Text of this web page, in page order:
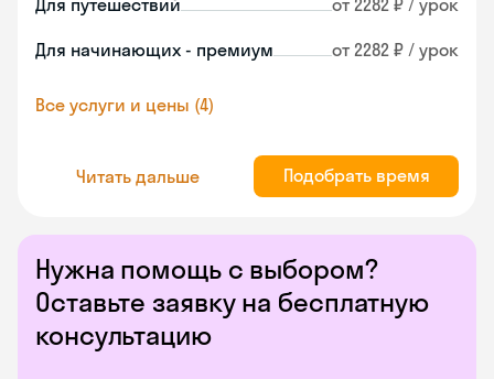
Нужна помощь с выбором?
Оставьте заявку на бесплатную
консультацию
Для путешествий от 2282 ₽ / урок
Для начинающих - премиум от 2282 ₽ / урок
Все услуги и цены (4)
Читать дальше Подобрать время